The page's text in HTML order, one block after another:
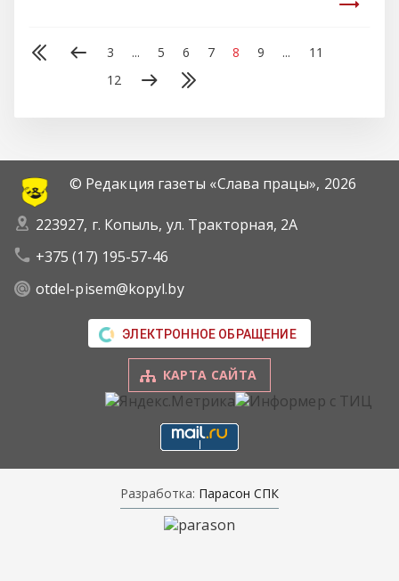
3 ... 5 6 7 8 9 ...
11
12
© Редакция газеты «Слава працы», 2026
223927, г. Копыль, ул. Тракторная, 2А
+375 (17) 195-57-46
otdel-pisem@kopyl.by
ЭЛЕКТРОННОЕ ОБРАЩЕНИЕ
КАРТА САЙТА
Разработка: Парасон СПК